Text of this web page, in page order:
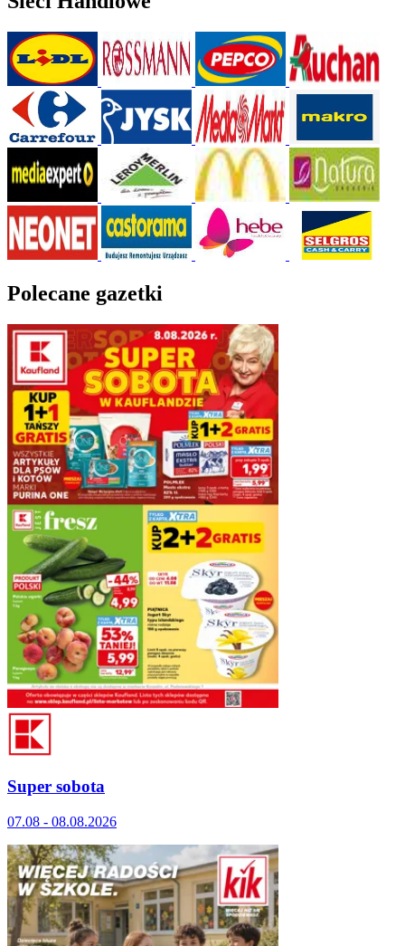
Polecane gazetki
Super sobota
07.08 - 08.08.2026